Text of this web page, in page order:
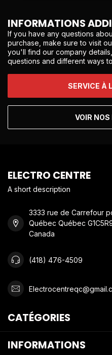
INFORMATIONS
If you have any questions
purchase, make sure to visit
you'll find our company
questions and different ways
SERVICE À
VOIR
ELECTRO CENTRE
A short description
3333 rue de Carrefour
Québec Québec
Canada
(418) 476-4509
CATÉGORIES
INFORMATIONS